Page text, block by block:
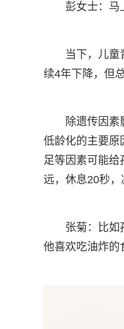
彭女士：马
当下，儿
续4年下降，但
除遗传因
低龄化的主要原
足等因素可能给
远，休息20秒，
张菊：比如
他喜欢吃油炸的